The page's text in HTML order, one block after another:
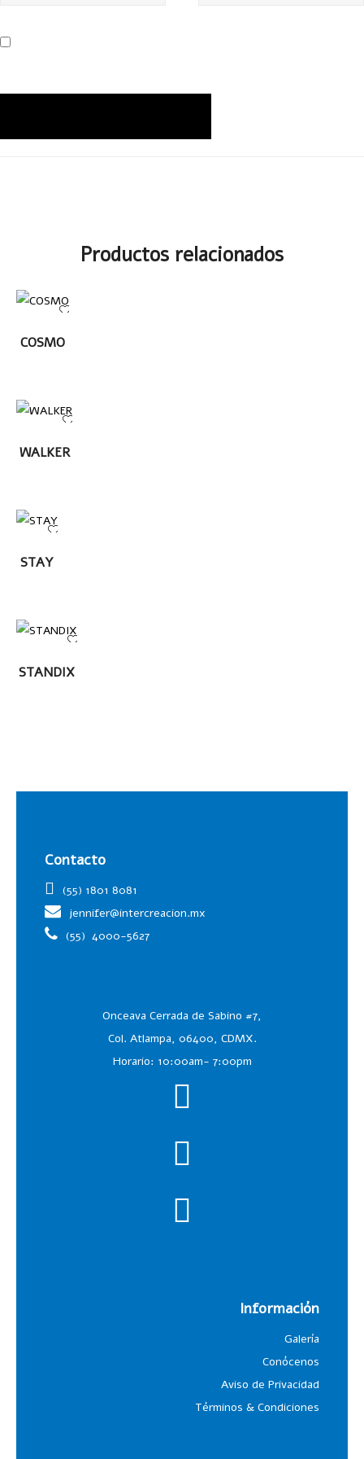
Productos relacionados
MÁS
COSMO
MÁS
WALKER
MÁS
STAY
LEER MÁS
STANDIX
Contacto
(55) 1801 8081
jennifer@intercreacion.mx
(55) 4000-5627
Onceava Cerrada de Sabino #7,
Col. Atlampa, 06400, CDMX.
Horario: 10:00am- 7:00pm
Información
Galería
Conócenos
Aviso de Privacidad
Términos & Condiciones